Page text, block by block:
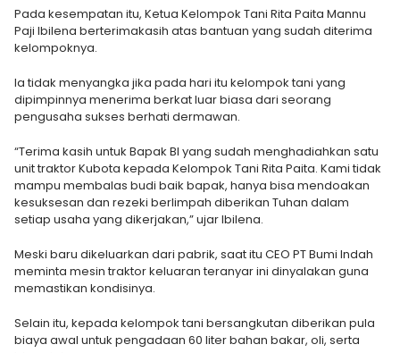
Pada kesempatan itu, Ketua Kelompok Tani Rita Paita Mannu
Paji Ibilena berterimakasih atas bantuan yang sudah diterima
kelompoknya.
Ia tidak menyangka jika pada hari itu kelompok tani yang
dipimpinnya menerima berkat luar biasa dari seorang
pengusaha sukses berhati dermawan.
“Terima kasih untuk Bapak BI yang sudah menghadiahkan satu
unit traktor Kubota kepada Kelompok Tani Rita Paita. Kami tidak
mampu membalas budi baik bapak, hanya bisa mendoakan
kesuksesan dan rezeki berlimpah diberikan Tuhan dalam
setiap usaha yang dikerjakan,” ujar Ibilena.
Meski baru dikeluarkan dari pabrik, saat itu CEO PT Bumi Indah
meminta mesin traktor keluaran teranyar ini dinyalakan guna
memastikan kondisinya.
Selain itu, kepada kelompok tani bersangkutan diberikan pula
biaya awal untuk pengadaan 60 liter bahan bakar, oli, serta